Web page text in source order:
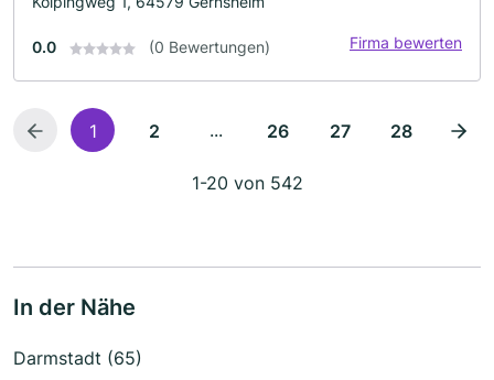
0.0 (0 Bewertungen) Firma bewerten
1 2 ... 26 27 28
1-20 von 542
In der Nähe
Darmstadt (65)